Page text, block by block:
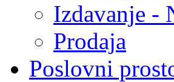
Izdavanje -
Prodaja
Poslovni